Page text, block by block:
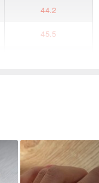
44.2
45.5
51.9
53.1